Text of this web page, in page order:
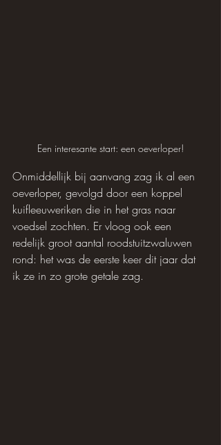
Een interesante start: een oeverloper!
Onmiddellijk bij aanvang zag ik al een
oeverloper, gevolgd door een koppel
kuifleeuweriken die in het gras naar
voedsel zochten. Er vloog ook een
redelijk groot aantal roodstuitzwaluwen
rond: het was de eerste keer dit jaar dat
ik ze in zo grote getale zag.